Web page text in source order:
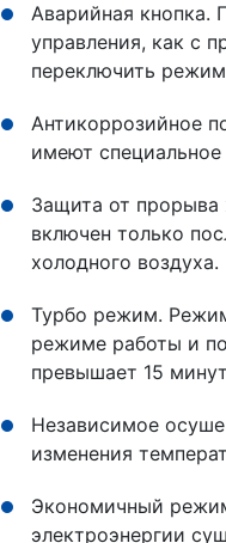
Аварийная кнопка.
управления, как с
переключить
Антикоррозийное
имеют
Защита от прорыва
включен только
холодного воздуха.
Турбо режим.
режиме работы и
превышает 15
Независимое
изменения
Экономичный
электроэнергии